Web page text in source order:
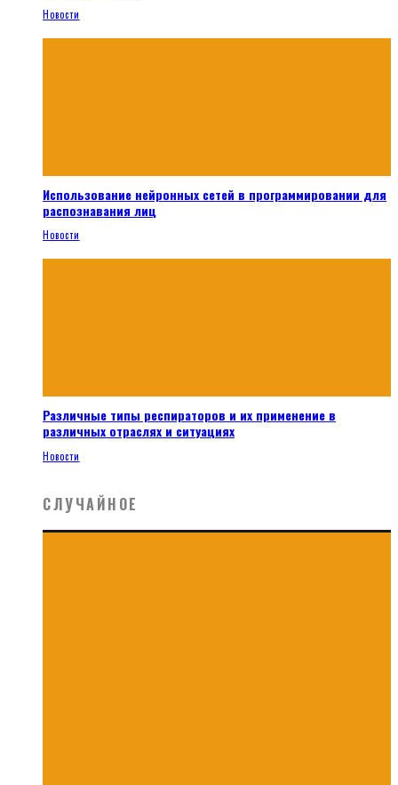
Новости
Использование нейронных сетей в программировании для
распознавания лиц
Новости
Различные типы респираторов и их применение в
различных отраслях и ситуациях
Новости
СЛУЧАЙНОЕ